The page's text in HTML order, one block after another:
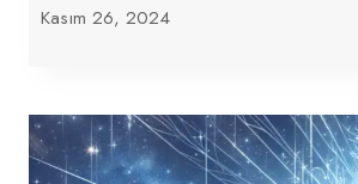
Kasım 26, 2024